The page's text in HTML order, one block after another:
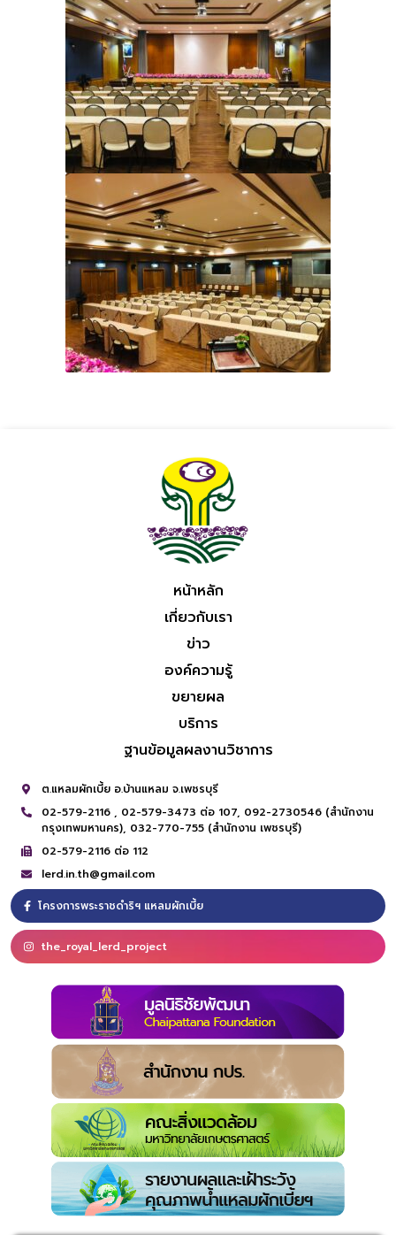
หน้าหลัก
เกี่ยวกับเรา
ข่าว
องค์ความรู้
ขยายผล
บริการ
ฐานข้อมูลผลงานวิชาการ
ต.แหลมผักเบี้ย อ.บ้านแหลม จ.เพชรบุรี
02-579-2116 , 02-579-3473 ต่อ 107, 092-2730546 (สำนักงาน
กรุงเทพมหานคร), 032-770-755 (สำนักงาน เพชรบุรี)
02-579-2116 ต่อ 112
lerd.in.th@gmail.com
โครงการพระราชดำริฯ แหลมผักเบี้ย
the_royal_lerd_project